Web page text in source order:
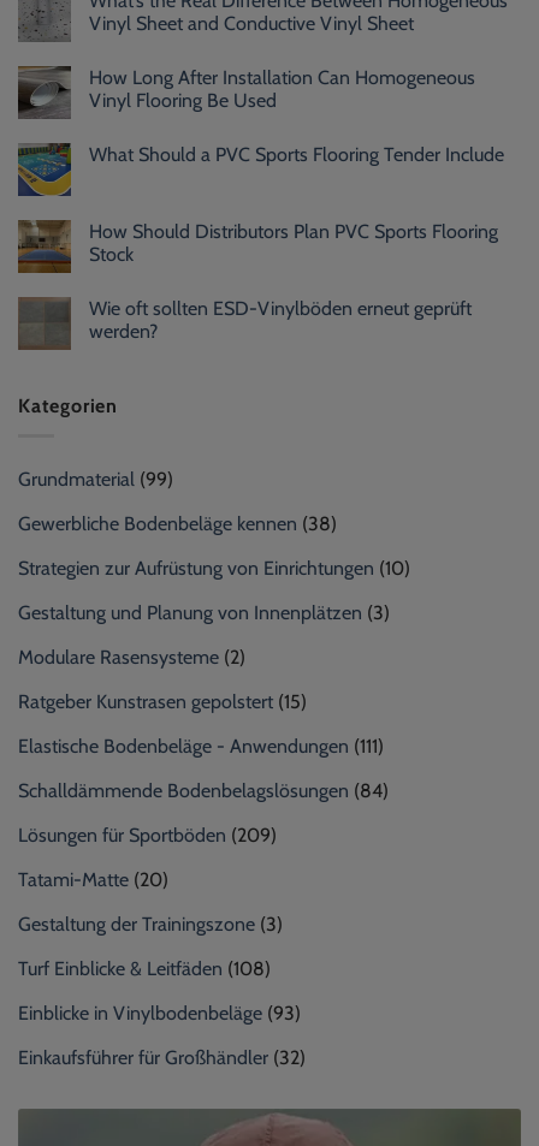
Vinyl Sheet and Conductive Vinyl Sheet
How Long After Installation Can Homogeneous
Vinyl Flooring Be Used
What Should a PVC Sports Flooring Tender Include
How Should Distributors Plan PVC Sports Flooring
Stock
Wie oft sollten ESD-Vinylböden erneut geprüft
werden?
Kategorien
Grundmaterial (99)
Gewerbliche Bodenbeläge kennen (38)
Strategien zur Aufrüstung von Einrichtungen (10)
Gestaltung und Planung von Innenplätzen (3)
Modulare Rasensysteme (2)
Ratgeber Kunstrasen gepolstert (15)
Elastische Bodenbeläge - Anwendungen (111)
Schalldämmende Bodenbelagslösungen (84)
Lösungen für Sportböden (209)
Tatami-Matte (20)
Gestaltung der Trainingszone (3)
Turf Einblicke & Leitfäden (108)
Einblicke in Vinylbodenbeläge (93)
Einkaufsführer für Großhändler (32)